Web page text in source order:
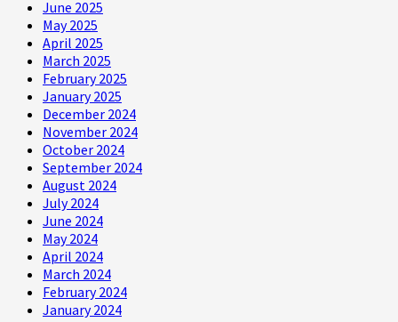
June 2025
May 2025
April 2025
March 2025
February 2025
January 2025
December 2024
November 2024
October 2024
September 2024
August 2024
July 2024
June 2024
May 2024
April 2024
March 2024
February 2024
January 2024